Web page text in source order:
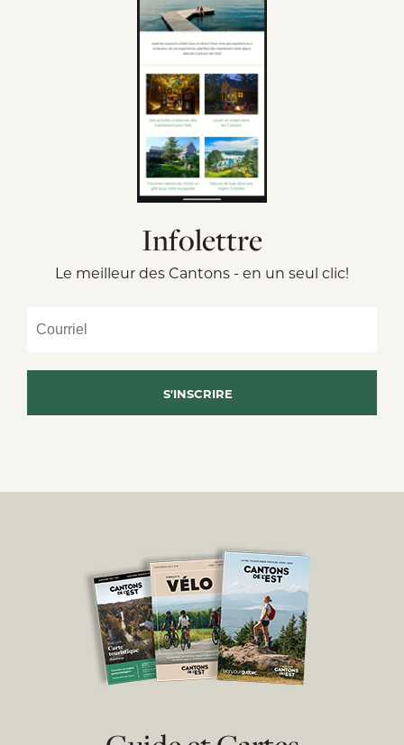
Infolettre
Le meilleur des Cantons - en un seul clic!